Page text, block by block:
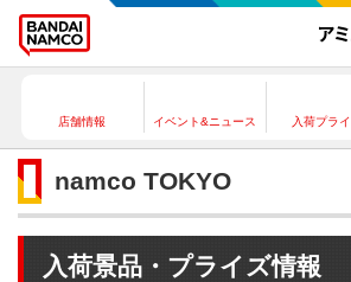
店舗情報 イベント&ニュース 入荷プラ
namco TOKYO
入荷景品・プライズ情報